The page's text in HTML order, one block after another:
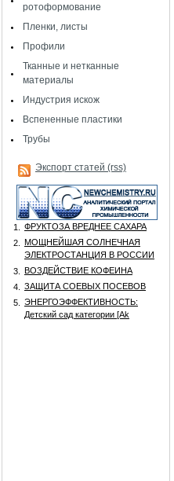
ротоформование
Пленки, листы
Профили
Тканные и нетканные
материалы
Индустрия искож
Вспененные пластики
Трубы
Экспорт статей (rss)
1.
ФРУКТОЗА ВРЕДНЕЕ САХАРА
2.
МОЩНЕЙШАЯ СОЛНЕЧНАЯ
ЭЛЕКТРОСТАНЦИЯ В РОССИИ
3.
ВОЗДЕЙСТВИЕ КОФЕИНА
4.
ЗАЩИТА СОЕВЫХ ПОСЕВОВ
5.
ЭНЕРГОЭФФЕКТИВНОСТЬ:
Детский сад категории [Аk